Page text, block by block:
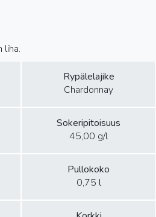
liha.
Rypälelajike
Chardonnay
Sokeripitoisuus
45,00 g/l
Pullokoko
0,75 l